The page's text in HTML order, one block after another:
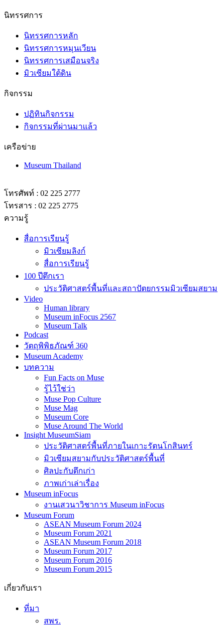
นิทรรศการ
นิทรรศการหลัก
นิทรรศการหมุนเวียน
นิทรรศการเสมือนจริง
มิวเซียมใต้ดิน
กิจกรรม
ปฏิทินกิจกรรม
กิจกรรมที่ผ่านมาแล้ว
เครือข่าย
Museum Thailand
โทรศัพท์ : 02 225 2777
โทรสาร : 02 225 2775
ความรู้
สื่อการเรียนรู้
มิวเซียมลิงก์
สื่อการเรียนรู้
100 ปีตึกเรา
ประวัติศาสตร์พื้นที่และสถาปัตยกรรมมิวเซียมสยาม
Video
Human library
Museum inFocus 2567
Museum Talk
Podcast
วัตถุพิพิธภัณฑ์ 360
Museum Academy
บทความ
Fun Facts on Muse
รู้ไว้ใช่ว่า
Muse Pop Culture
Muse Mag
Museum Core
Muse Around The World
Insight MuseumSiam
ประวัติศาสตร์พื้นที่ภายในเกาะรัตนโกสินทร์
มิวเซียมสยามกับประวัติศาสตร์พื้นที่
ศิลปะกับตึกเก่า
ภาพเก่าเล่าเรื่อง
Museum inFocus
งานเสวนาวิชาการ Museum inFocus
Museum Forum
ASEAN Museum Forum 2024
Museum Forum 2021
ASEAN Museum Forum 2018
Museum Forum 2017
Museum Forum 2016
Museum Forum 2015
เกี่ยวกับเรา
ที่มา
สพร.